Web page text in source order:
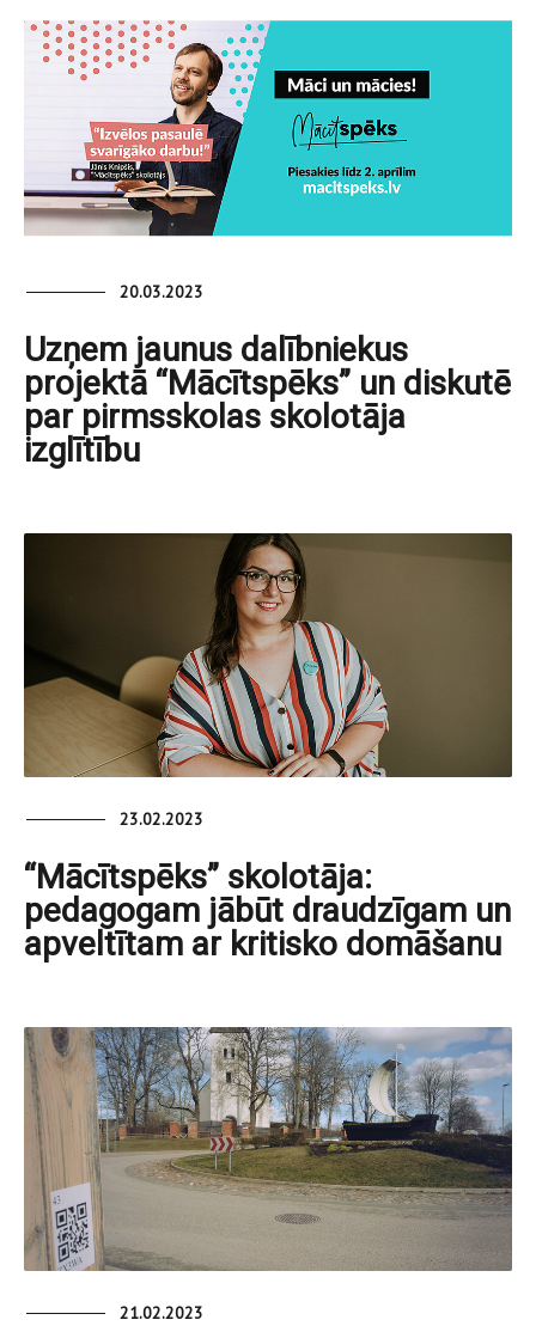
20.03.2023
Uzņem jaunus dalībniekus
projektā “Mācītspēks” un diskutē
par pirmsskolas skolotāja
izglītību
23.02.2023
“Mācītspēks” skolotāja:
pedagogam jābūt draudzīgam un
apveltītam ar kritisko domāšanu
21.02.2023